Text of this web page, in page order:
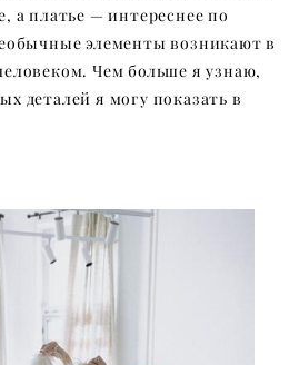
а платье — интереснее по
элементы возникают в
Чем больше я узнаю,
деталей я могу показать в